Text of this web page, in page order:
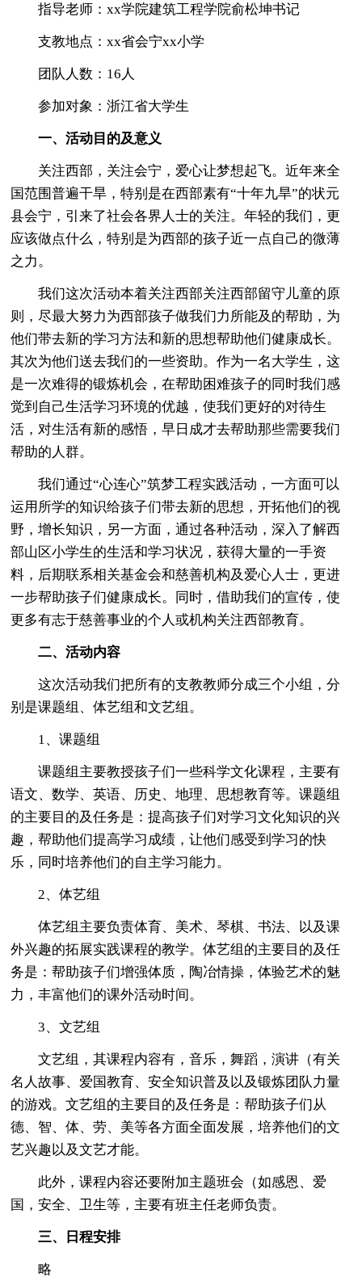
指导老师：xx学院建筑工程学院俞松坤书记
支教地点：xx省会宁xx小学
团队人数：16人
参加对象：浙江省大学生
一、活动目的及意义
关注西部，关注会宁，爱心让梦想起飞。近年来全
国范围普遍干旱，特别是在西部素有“十年九旱”的状元
县会宁，引来了社会各界人士的关注。年轻的我们，更
应该做点什么，特别是为西部的孩子近一点自己的微薄
之力。
我们这次活动本着关注西部关注西部留守儿童的原
则，尽最大努力为西部孩子做我们力所能及的帮助，为
他们带去新的学习方法和新的思想帮助他们健康成长。
其次为他们送去我们的一些资助。作为一名大学生，这
是一次难得的锻炼机会，在帮助困难孩子的同时我们感
觉到自己生活学习环境的优越，使我们更好的对待生
活，对生活有新的感悟，早日成才去帮助那些需要我们
帮助的人群。
我们通过“心连心”筑梦工程实践活动，一方面可以
运用所学的知识给孩子们带去新的思想，开拓他们的视
野，增长知识，另一方面，通过各种活动，深入了解西
部山区小学生的生活和学习状况，获得大量的一手资
料，后期联系相关基金会和慈善机构及爱心人士，更进
一步帮助孩子们健康成长。同时，借助我们的宣传，使
更多有志于慈善事业的个人或机构关注西部教育。
二、活动内容
这次活动我们把所有的支教教师分成三个小组，分
别是课题组、体艺组和文艺组。
1、课题组
课题组主要教授孩子们一些科学文化课程，主要有
语文、数学、英语、历史、地理、思想教育等。课题组
的主要目的及任务是：提高孩子们对学习文化知识的兴
趣，帮助他们提高学习成绩，让他们感受到学习的快
乐，同时培养他们的自主学习能力。
2、体艺组
体艺组主要负责体育、美术、琴棋、书法、以及课
外兴趣的拓展实践课程的教学。体艺组的主要目的及任
务是：帮助孩子们增强体质，陶冶情操，体验艺术的魅
力，丰富他们的课外活动时间。
3、文艺组
文艺组，其课程内容有，音乐，舞蹈，演讲（有关
名人故事、爱国教育、安全知识普及以及锻炼团队力量
的游戏。文艺组的主要目的及任务是：帮助孩子们从
德、智、体、劳、美等各方面全面发展，培养他们的文
艺兴趣以及文艺才能。
此外，课程内容还要附加主题班会（如感恩、爱
国，安全、卫生等，主要有班主任老师负责。
三、日程安排
略